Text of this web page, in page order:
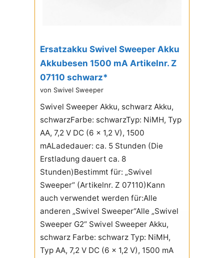
Ersatzakku Swivel Sweeper Akku
Akkubesen 1500 mA Artikelnr. Z
07110 schwarz*
von Swivel Sweeper
Swivel Sweeper Akku, schwarz Akku,
schwarzFarbe: schwarzTyp: NiMH, Typ
AA, 7,2 V DC (6 x 1,2 V), 1500
mALadedauer: ca. 5 Stunden (Die
Erstladung dauert ca. 8
Stunden)Bestimmt für: „Swivel
Sweeper“ (Artikelnr. Z 07110)Kann
auch verwendet werden für:Alle
anderen „Swivel Sweeper“Alle „Swivel
Sweeper G2“ Swivel Sweeper Akku,
schwarz Farbe: schwarz Typ: NiMH,
Typ AA, 7,2 V DC (6 x 1,2 V), 1500 mA